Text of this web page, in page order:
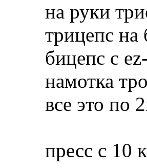
на руки
трицепс на
бицепс с
намотка
все это по
пресс с 10